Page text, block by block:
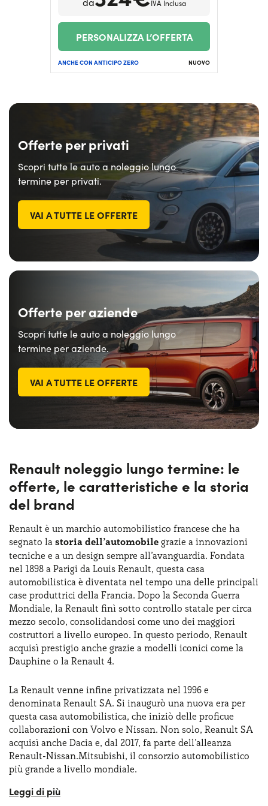
IVA Inclusa
PERSONALIZZA L’OFFERTA
ANCHE CON ANTICIPO ZERO NUOVO
Offerte per privati
Scopri tutte le auto a noleggio lungo
termine per privati.
VAI A TUTTE LE OFFERTE
Offerte per aziende
Scopri tutte le auto a noleggio lungo
termine per aziende.
VAI A TUTTE LE OFFERTE
Renault noleggio lungo termine: le
offerte, le caratteristiche e la storia
del brand
Renault è un marchio automobilistico francese che ha
segnato la storia dell’automobile grazie a innovazioni
tecniche e a un design sempre all’avanguardia. Fondata
nel 1898 a Parigi da Louis Renault, questa casa
automobilistica è diventata nel tempo una delle principali
case produttrici della Francia. Dopo la Seconda Guerra
Mondiale, la Renault finì sotto controllo statale per circa
mezzo secolo, consolidandosi come uno dei maggiori
costruttori a livello europeo. In questo periodo, Renault
acquisì prestigio anche grazie a modelli iconici come la
Dauphine o la Renault 4.
La Renault venne infine privatizzata nel 1996 e
denominata Renault SA. Si inaugurò una nuova era per
questa casa automobilistica, che iniziò delle proficue
collaborazioni con Volvo e Nissan. Non solo, Reanult SA
acquisì anche Dacia e, dal 2017, fa parte dell’alleanza
Renault-Nissan.Mitsubishi, il consorzio automobilistico
più grande a livello mondiale.
Renault continua a prestare una grandissima